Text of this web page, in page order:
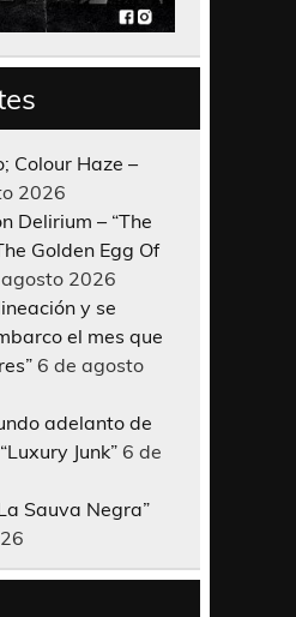
Colour Haze –
2026
Delirium – “The
Golden Egg Of
2026
y se
el mes que
6 de agosto
adelanto de
Junk” 6 de
Sauva Negra”